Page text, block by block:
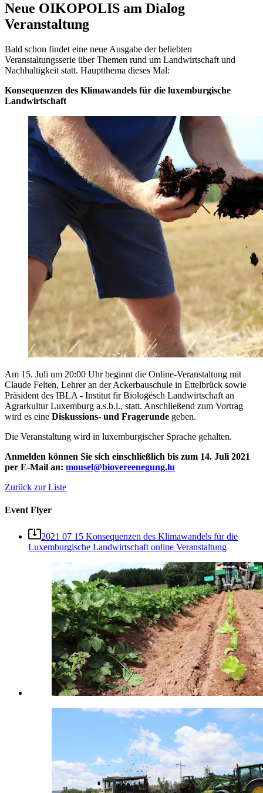
Neue OIKOPOLIS am Dialog
Veranstaltung
Bald schon findet eine neue Ausgabe der beliebten
Veranstaltungsserie über Themen rund um Landwirtschaft und
Nachhaltigkeit statt. Hauptthema dieses Mal:
Konsequenzen des Klimawandels für die luxemburgische
Landwirtschaft
Am 15. Juli um 20:00 Uhr beginnt die Online-Veranstaltung mit
Claude Felten, Lehrer an der Ackerbauschule in Ettelbrück sowie
Präsident des IBLA - Institut fir Biologësch Landwirtschaft an
Agrarkultur Luxemburg a.s.b.l., statt. Anschließend zum Vortrag
wird es eine Diskussions- und Fragerunde geben.
Die Veranstaltung wird in luxemburgischer Sprache gehalten.
Anmelden können Sie sich einschließlich bis zum 14. Juli 2021
per E-Mail an: mousel@biovereenegung.lu
Zurück zur Liste
Event Flyer
2021 07 15 Konsequenzen des Klimawandels für die
Luxemburgische Landwirtschaft online Veranstaltung